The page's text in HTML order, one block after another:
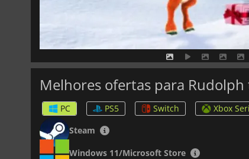
Melhores ofertas para
PC PS5 Switch
Xbox
Steam
Windows 11/Microsoft Store